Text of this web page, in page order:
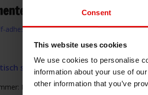
Consent
This website uses cookies
We use cookies to personalise
information about your use of
other information that you’ve
& Downloads
adhesive insulation foam – Heat and oil
schuim #akoestische isoaltie
HSFO.PU30.060